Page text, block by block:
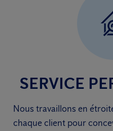
SERVICE
Nous travaillons en
chaque client pour